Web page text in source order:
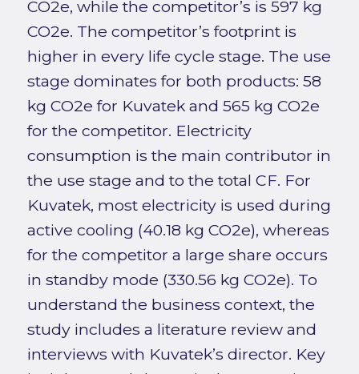
CO2e, while the competitor’s is 597 kg
CO2e. The competitor’s footprint is
higher in every life cycle stage. The use
stage dominates for both products: 58
kg CO2e for Kuvatek and 565 kg CO2e
for the competitor. Electricity
consumption is the main contributor in
the use stage and to the total CF. For
Kuvatek, most electricity is used during
active cooling (40.18 kg CO2e), whereas
for the competitor a large share occurs
in standby mode (330.56 kg CO2e). To
understand the business context, the
study includes a literature review and
interviews with Kuvatek’s director. Key